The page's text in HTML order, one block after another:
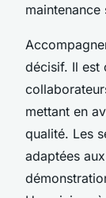
maintenance
décisif. Il est
mettant en
qualité. Les
adaptées